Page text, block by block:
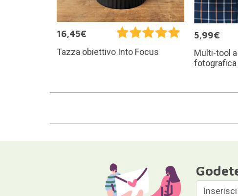
16,45€
Tazza obiettivo Into Focus
5,99€
Multi-tool
fotografica